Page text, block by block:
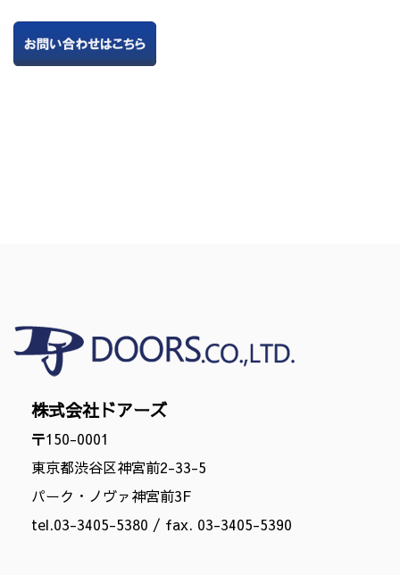
株式会社ドアーズ
〒150-0001
東京都渋谷区神宮前2-33-5
パーク・ノヴァ神宮前3F
tel.03-3405-5380 / fax. 03-3405-5390